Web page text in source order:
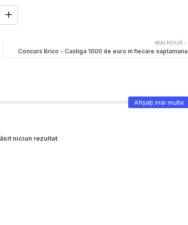
MAI NOUĂ
Concurs Brico - Castiga 1000 de euro in fiecare saptamana
Afișați mai multe
niciun rezultat